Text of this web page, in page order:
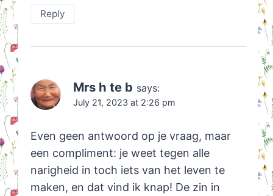
Reply
Mrs h te b says:
July 21, 2023 at 2:26 pm
Even geen antwoord op je vraag, maar
een compliment: je weet tegen alle
narigheid in toch iets van het leven te
maken, en dat vind ik knap! De zin in